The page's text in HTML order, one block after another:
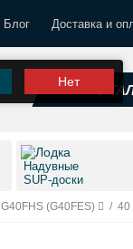
Блог Доставка и
Нет
Надувные
SUP-доски
G40FHS (G40FES) / 40